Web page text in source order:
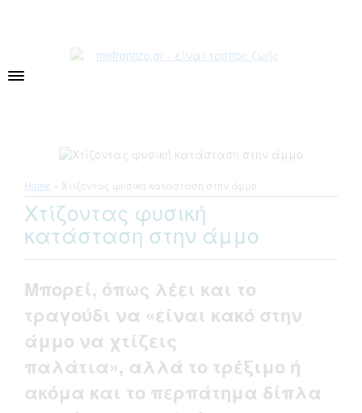
Home » Χτίζοντας φυσική κατάσταση στην άμμο
Χτίζοντας φυσική
κατάσταση στην άμμο
Μπορεί, όπως λέει και το
τραγούδι να «είναι κακό στην
άμμο να χτίζεις
παλάτια», αλλά το τρέξιμο ή
ακόμα και το περπάτημα δίπλα